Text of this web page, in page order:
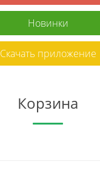
Новинки
Скачать приложение
Корзина